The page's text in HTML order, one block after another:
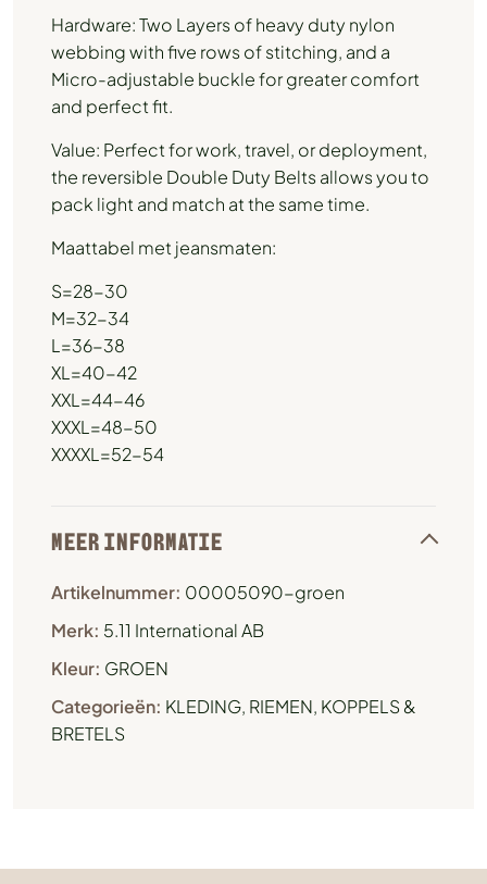
Hardware: Two Layers of heavy duty nylon
webbing with five rows of stitching, and a
Micro-adjustable buckle for greater comfort
and perfect fit.
Value: Perfect for work, travel, or deployment,
the reversible Double Duty Belts allows you to
pack light and match at the same time.
Maattabel met jeansmaten:
S=28-30
M=32-34
L=36-38
XL=40-42
XXL=44-46
XXXL=48-50
XXXXL=52-54
MEER INFORMATIE
Artikelnummer: 00005090-groen
Merk: 5.11 International AB
Kleur: GROEN
Categorieën: KLEDING, RIEMEN, KOPPELS &
BRETELS